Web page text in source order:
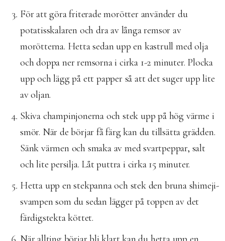
För att göra friterade morötter använder du
potatisskalaren och dra av långa remsor av
morötterna. Hetta sedan upp en kastrull med olja
och doppa ner remsorna i cirka 1-2 minuter. Plocka
upp och lägg på ett papper så att det suger upp lite
av oljan.
Skiva champinjonerna och stek upp på hög värme i
smör. När de börjar få färg kan du tillsätta grädden.
Sänk värmen och smaka av med svartpeppar, salt
och lite persilja. Låt puttra i cirka 15 minuter.
Hetta upp en stekpanna och stek den bruna shimeji-
svampen som du sedan lägger på toppen av det
färdigstekta köttet.